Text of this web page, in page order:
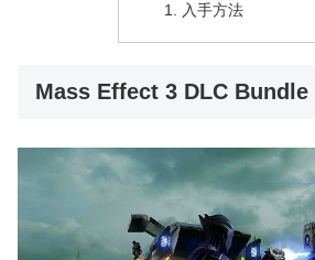
入手方法
Mass Effect 3 DLC Bundle